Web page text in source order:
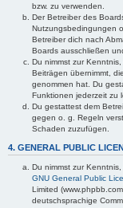
bzw. zu verwenden.
Der Betreiber des
Nutzungsbedingungen
Betreiber dich nach
Boards ausschließen
Du nimmst zur
Beiträgen übernimmt,
genommen hat. Du
Funktionen jederzeit zu
Du gestattest dem
gegen o. g. Regeln
Schaden zuzufügen.
4. GENERAL PUBLIC
Du nimmst zur
GNU General Public
Limited
deutschsprachige